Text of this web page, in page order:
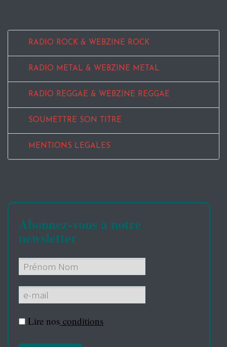
RADIO ROCK & WEBZINE ROCK
RADIO METAL & WEBZINE METAL
RADIO REGGAE & WEBZINE REGGAE
SOUMETTRE SON TITRE
MENTIONS LEGALES
Abonnez-vous à notre
newsletter
Lire nos conditions